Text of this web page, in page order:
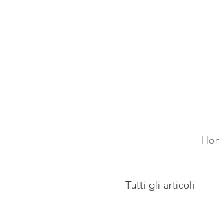
Tutti gli articoli